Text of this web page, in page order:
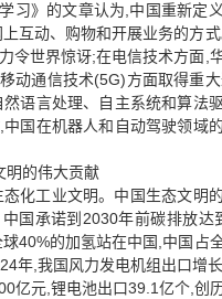
习》的文章认为,中国重新定
互动、购物和开展业务的方
令世界惊讶;在电信技术方面,
动通信技术(5G)方面取得重
语言处理、自主系统和算法
国在机器人和自动驾驶领域
明的伟大贡献
化工业文明。中国生态文明
国承诺到2030年前碳排放达
40%的加氢站在中国,中国占
年,我国风力发电机组出口增
亿元,锂电池出口39.1亿个,创